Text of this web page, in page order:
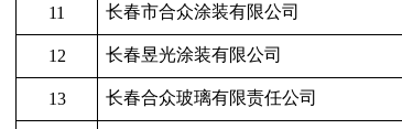
11 长春市合众涂装有限公司
12 长春昱光涂装有限公司
13 长春合众玻璃有限责任公司